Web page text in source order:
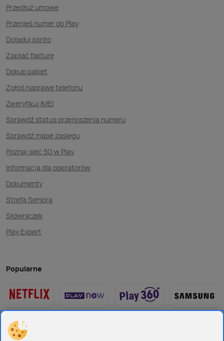
Przedłuż umowę
Przenieś numer do Play
Doładuj konto
Zapłać fakturę
Dokup pakiet
Zgłoś naprawę telefonu
Zweryfikuj IMEI
Sprawdź status przenoszenia numeru
Sprawdź mapę zasięgu
Poznaj sieć 5G w Play
Informacja dla operatorów
Dokumenty
Strefa Seniora
Słowniczek
Play Expert
Popularne